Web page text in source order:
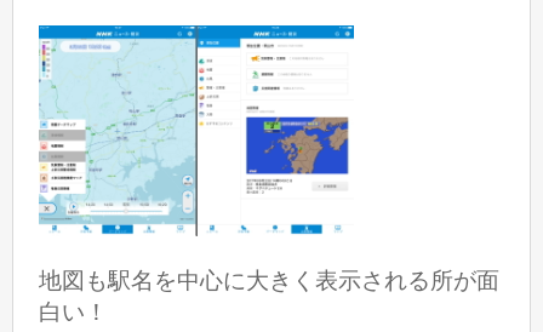
地図も駅名を中心に大きく表示される所が面
白い！